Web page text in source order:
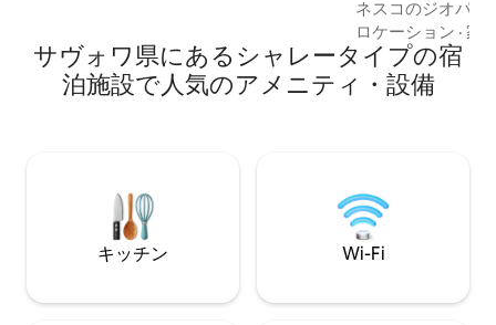
人里離れた場所にありながら、村
（400m）、リフト（700m）、クロスカ
ントリースキーコース（100m）に近いで
りのキッチン。
ネスコのジオパー
フ・デ・ボージ
ンであるアンシー
シャンベリーの間にあ
統的なサヴォワ
用）。 アイヨン・マルジェリアス・スキ
ーリゾートまで車
ロケーション ·家
サヴォワ県にあるシャレータイプの宿
泊施設で人気のアメニティ・設備
キッチン Wi-Fi